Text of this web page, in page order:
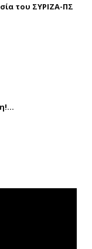
του ΣΥΡΙΖΑ-ΠΣ